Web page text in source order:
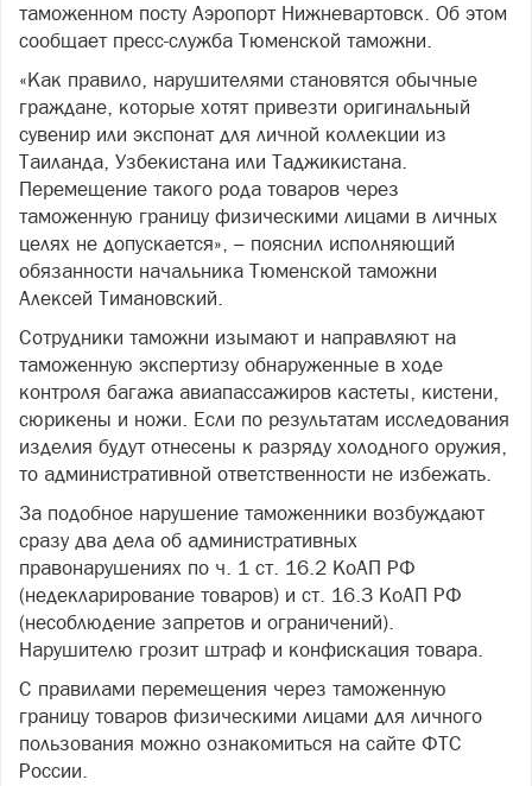
таможенном посту Аэропорт Нижневартовск. Об этом
сообщает пресс-служба Тюменской таможни.
«Как правило, нарушителями становятся обычные
граждане, которые хотят привезти оригинальный
сувенир или экспонат для личной коллекции из
Таиланда, Узбекистана или Таджикистана.
Перемещение такого рода товаров через
таможенную границу физическими лицами в личных
целях не допускается», – пояснил исполняющий
обязанности начальника Тюменской таможни
Алексей Тимановский.
Сотрудники таможни изымают и направляют на
таможенную экспертизу обнаруженные в ходе
контроля багажа авиапассажиров кастеты, кистени,
сюрикены и ножи. Если по результатам исследования
изделия будут отнесены к разряду холодного оружия,
то административной ответственности не избежать.
За подобное нарушение таможенники возбуждают
сразу два дела об административных
правонарушениях по ч. 1 ст. 16.2 КоАП РФ
(недекларирование товаров) и ст. 16.3 КоАП РФ
(несоблюдение запретов и ограничений).
Нарушителю грозит штраф и конфискация товара.
С правилами перемещения через таможенную
границу товаров физическими лицами для личного
пользования можно ознакомиться на сайте ФТС
России.